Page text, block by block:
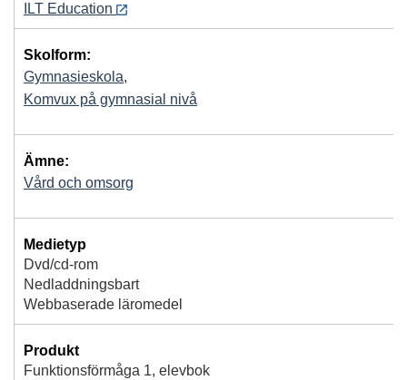
ILT Education
Skolform:
Gymnasieskola,
Komvux på gymnasial nivå
Ämne:
Vård och omsorg
Medietyp
Dvd/cd-rom
Nedladdningsbart
Webbaserade läromedel
Produkt
Funktionsförmåga 1, elevbok